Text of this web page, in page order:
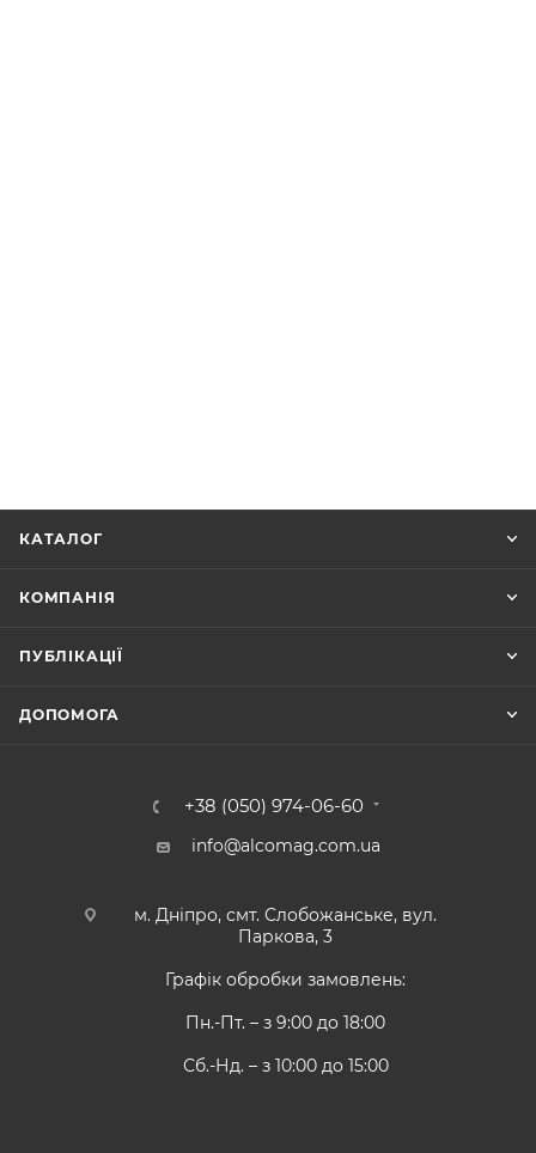
КАТАЛОГ
КОМПАНІЯ
ПУБЛІКАЦІЇ
ДОПОМОГА
+38 (050) 974-06-60
info@alcomag.com.ua
м. Дніпро, смт. Слобожанське, вул.
Паркова, 3
Графік обробки замовлень:
Пн.-Пт. – з 9:00 до 18:00
Сб.-Нд. – з 10:00 до 15:00